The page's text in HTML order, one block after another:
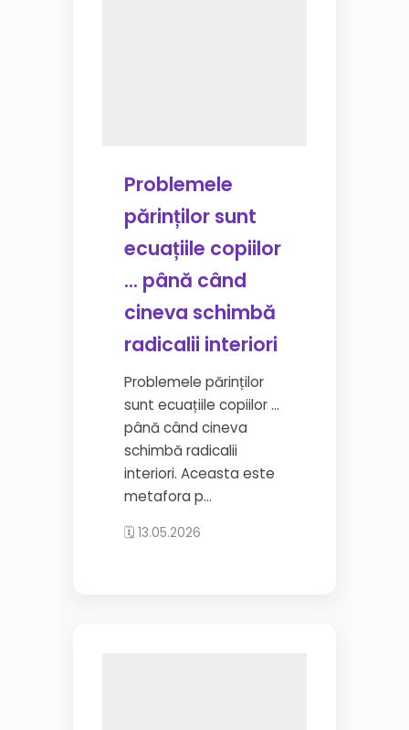
Problemele
părinților sunt
ecuațiile copiilor
… până când
cineva schimbă
radicalii interiori
Problemele părinților
sunt ecuațiile copiilor …
până când cineva
schimbă radicalii
interiori. Aceasta este
metafora p...
🗓 13.05.2026